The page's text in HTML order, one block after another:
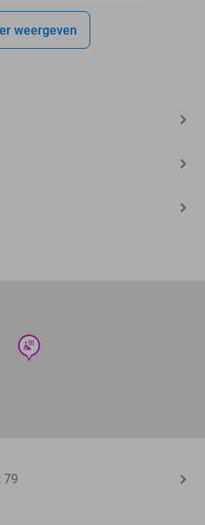
weergeven
wellness
79